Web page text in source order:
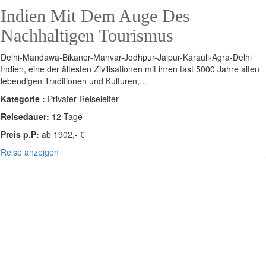
Indien Mit Dem Auge Des
Nachhaltigen Tourismus
Delhi-Mandawa-Bikaner-Manvar-Jodhpur-Jaipur-Karauli-Agra-Delhi
Indien, eine der ältesten Zivilisationen mit ihren fast 5000 Jahre alten
lebendigen Traditionen und Kulturen,...
Kategorie : Privater Reiseleiter
Reisedauer: 12 Tage
Preis p.P: ab 1902,- €
Reise anzeigen